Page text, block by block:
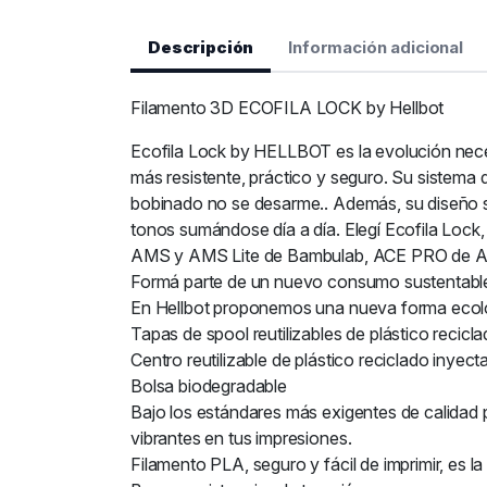
Descripción Información adicional
Filamento 3D ECOFILA LOCK by Hellbot
Ecofila Lock by HELLBOT es la evolución
más resistente, práctico y seguro. Su
bobinado no se desarme.. Además, su
tonos sumándose día a día. Elegí Ecofila
AMS y AMS Lite de Bambulab, ACE PRO de
Formá parte de un nuevo consumo
En Hellbot proponemos una nueva forma
Tapas de spool reutilizables de plástico
Centro reutilizable de plástico reciclado
Bolsa biodegradable
Bajo los estándares más exigentes de
vibrantes en tus impresiones.
Filamento PLA, seguro y fácil de imprimir, es